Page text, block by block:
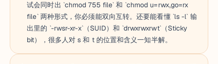
试会同时出 `chmod 755 file` 和 `chmod u=rwx,go=rx
file` 两种形式，你必须能双向互转。还要能看懂 `ls -l` 输
出里的 `-rwsr-xr-x`（SUID）和 `drwxrwxrwt`（Sticky
bit），很多人对 s 和 t 的位置和含义一知半解。